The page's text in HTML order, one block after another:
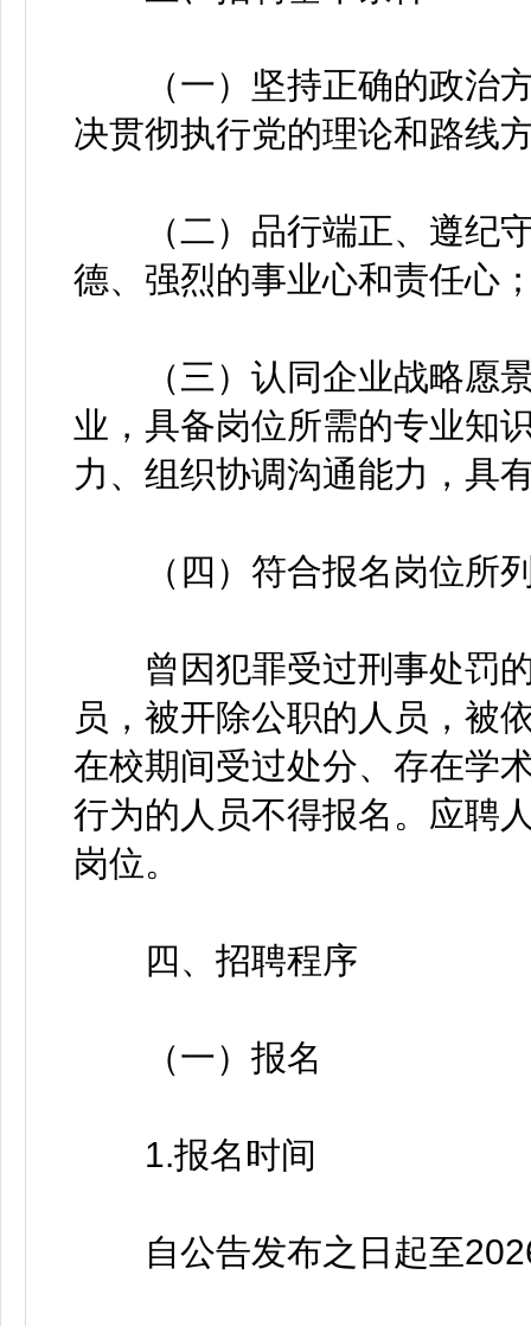
（一）坚持正确的政治方
决贯彻执行党的理论和路线
（二）品行端正、遵纪守
德、强烈的事业心和责任心
（三）认同企业战略愿景
业，具备岗位所需的专业知
力、组织协调沟通能力，具
（四）符合报名岗位所列
曾因犯罪受过刑事处罚的
员，被开除公职的人员，被
在校期间受过处分、存在学
行为的人员不得报名。应聘
岗位。
四、招聘程序
（一）报名
1.报名时间
自公告发布之日起至